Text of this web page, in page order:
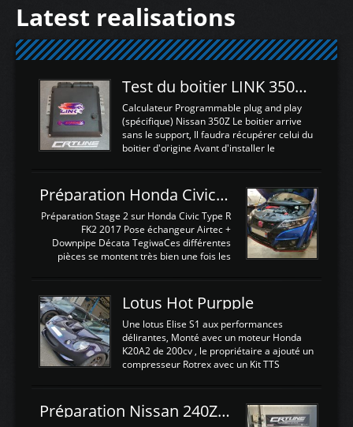
Latest realisations
Test du boitier LINK 350Z Plugin ECU
Calculateur Programmable plug and play
(spécifique) Nissan 350Z Le boitier arrive
sans le support, Il faudra récupérer celui du
boitier d'origine Avant d'installer le
d'envoyer l'information de la large bande
dans le boitier. sydney sweeney deepfake
La sortie 0-5V de l'afr sera connectée sur
l'entrée AN Volt 8 et GndAN pour
Analogique, et Volt car l'information est une
tension (Pas une résistance variable d'un
est temps de brancher le ...
Préparation Honda Civic Type R FK2
Préparation Stage 2 sur Honda Civic Type R
FK2 2017 Pose échangeur Airtec +
Downpipe Décata TegiwaCes différentes
pièces se montent très bien une fois les
légere découpe du plastique inferieur,
negénant en rien la structure ou le
fonctionnement du fond plat. Une
reprogrammation Stage 2 est faite sur le
calculateur d'origine. Une alternative
économique au passage sur Hondata
d'origine 310cv et 400Nn , Une fois
reprogrammé et les ...
Lotus Hot Purpple
Une lotus Elise S1 aux performances
délirantes, Monté avec un moteur Honda
K20A2 de 200cv , le propriétaire a ajouté un
compresseur Rotrex avec un Kit TTS
d'augmenter la puissance de son moteur:
un watercooler a été ajouté. 300Cv sans
Préparation Nissan 240Z SR20DET